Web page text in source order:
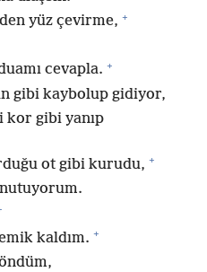
yüz çevirme, +
cevapla. +
gibi kaybolup gidiyor,
gibi yanıp
ot gibi kurudu, +
kaldım. +